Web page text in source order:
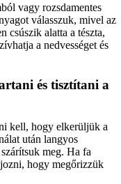
vagy rozsdamentes
válasszuk, mivel az
csúszik alatta a tészta,
a nedvességet és
és tisztítani a
kell, hogy elkerüljük a
után langyos
meg. Ha fa
hogy megőrizzük